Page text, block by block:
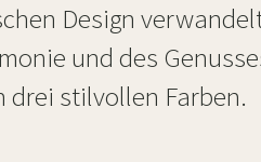
Design
und des
drei stilvollen Farben.